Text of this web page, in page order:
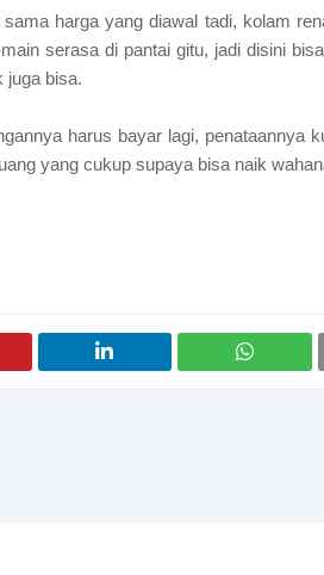
harga yang diawal tadi, kolam
serasa di pantai gitu, jadi disini
juga bisa.
harus bayar lagi, penataannya
yang cukup supaya bisa naik